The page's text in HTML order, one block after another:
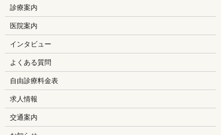
診療案内
医院案内
インタビュー
よくある質問
自由診療料金表
求人情報
交通案内